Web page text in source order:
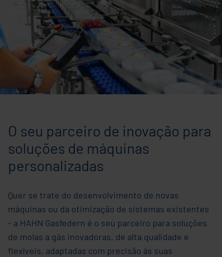
O seu parceiro de inovação para
soluções de máquinas
personalizadas
Quer se trate do desenvolvimento de novas
máquinas ou da otimização de sistemas existentes
- a HAHN Gasfedern é o seu parceiro para soluções
de molas a gás inovadoras, de alta qualidade e
flexíveis, adaptadas com precisão às suas